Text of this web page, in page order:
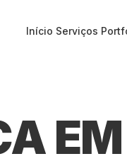
Início Serviços